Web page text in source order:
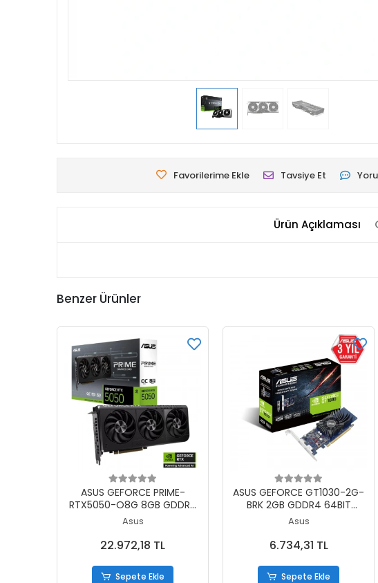
Favorilerime Ekle Tavsiye Et
Ürün Açıklaması
Benzer Ürünler
Sepete Ekle
ASUS GEFORCE PRIME-
RTX5050-O8G 8GB GDDR6
128BIT 1XHDMI 3XDP EKRAN
Asus
22.972,18 TL
Sepete Ekle
Sepete Ekle
ASUS GEFORCE GT1030-2G-
BRK 2GB GDDR4 64BIT
1XHDMI 1XDP EKRAN KARTI
Asus
6.734,31 TL
Sepete Ekle